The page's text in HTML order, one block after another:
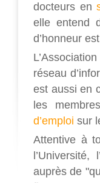
docteurs en
elle entend
d’honneur
réseau
est aussi en
les
d’emploi sur
Attentive à
l’Université, l’
auprès de